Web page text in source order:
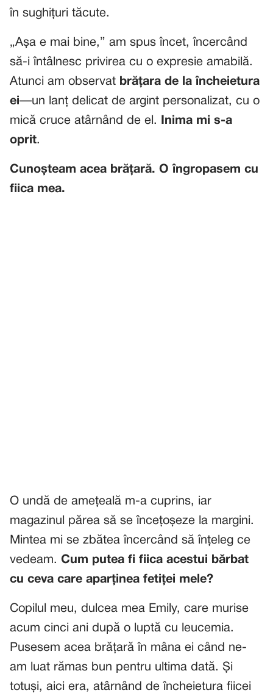
în sughițuri tăcute.
„Așa e mai bine,” am spus încet, încercând
să-i întâlnesc privirea cu o expresie amabilă.
Atunci am observat brățara de la încheietura
ei—un lanț delicat de argint personalizat, cu o
mică cruce atârnând de el.
Inima mi s-a
oprit.
Cunoșteam acea brățară. O îngropasem cu
fiica mea.
O undă de amețeală m-a cuprins, iar
magazinul părea să se încețoșeze la margini.
Mintea mi se zbătea încercând să înțeleg ce
vedeam. Cum putea fi fiica acestui bărbat
cu ceva care aparținea fetiței mele?
Copilul meu, dulcea mea Emily, care murise
acum cinci ani după o luptă cu leucemia.
Pusesem acea brățară în mâna ei când ne-
am luat rămas bun pentru ultima dată. Și
totuși, aici era, atârnând de încheietura fiicei